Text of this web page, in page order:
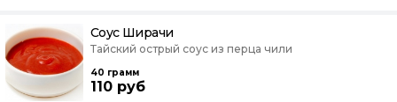
Соус Ширачи
Тайский острый соус из перца чили
40 грамм
110 руб